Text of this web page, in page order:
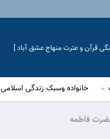
قرآن و عترت منهاج عشق آباد ]
خانواده وسبک زندگی اسلامی
فاطمه